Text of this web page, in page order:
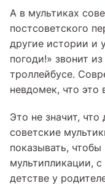
А в мультиках
постсоветского
другие истории и
погоди!» звонит
троллейбусе.
невдомек, что это
Это не значит,
советские
показывать,
мультипликации,
детстве у